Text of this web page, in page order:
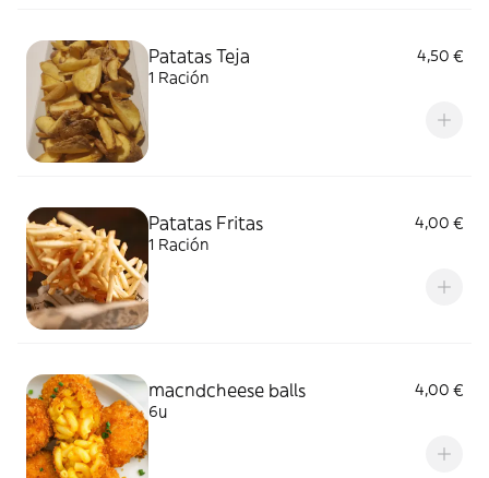
Patatas Teja
4,50 €
1 Ración
Patatas Fritas
4,00 €
1 Ración
macndcheese balls
4,00 €
6u